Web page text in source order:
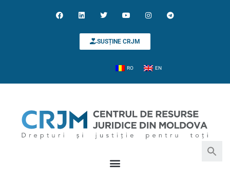
SUSȚINE CRJM
RO EN